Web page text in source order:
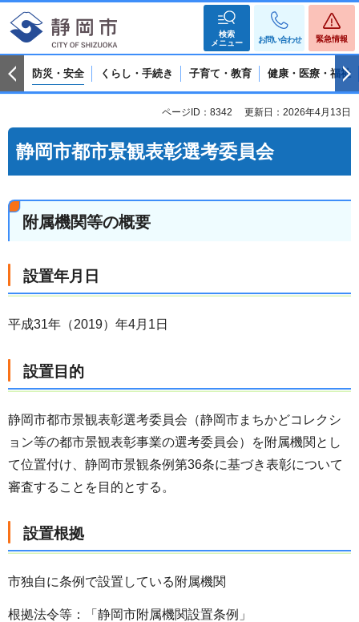
検索
メニュー
お問い合わせ 緊急情報
防災・安全 くらし・手続き 子育て・教育 健康・医療・福祉
ページID：8342 更新日：2026年4月13日
静岡市都市景観表彰選考委員会
附属機関等の概要
設置年月日
平成31年（2019）年4月1日
設置目的
静岡市都市景観表彰選考委員会（静岡市まちかどコレクシ
ョン等の都市景観表彰事業の選考委員会）を附属機関とし
て位置付け、静岡市景観条例第36条に基づき表彰について
審査することを目的とする。
設置根拠
市独自に条例で設置している附属機関
根拠法令等：「静岡市附属機関設置条例」